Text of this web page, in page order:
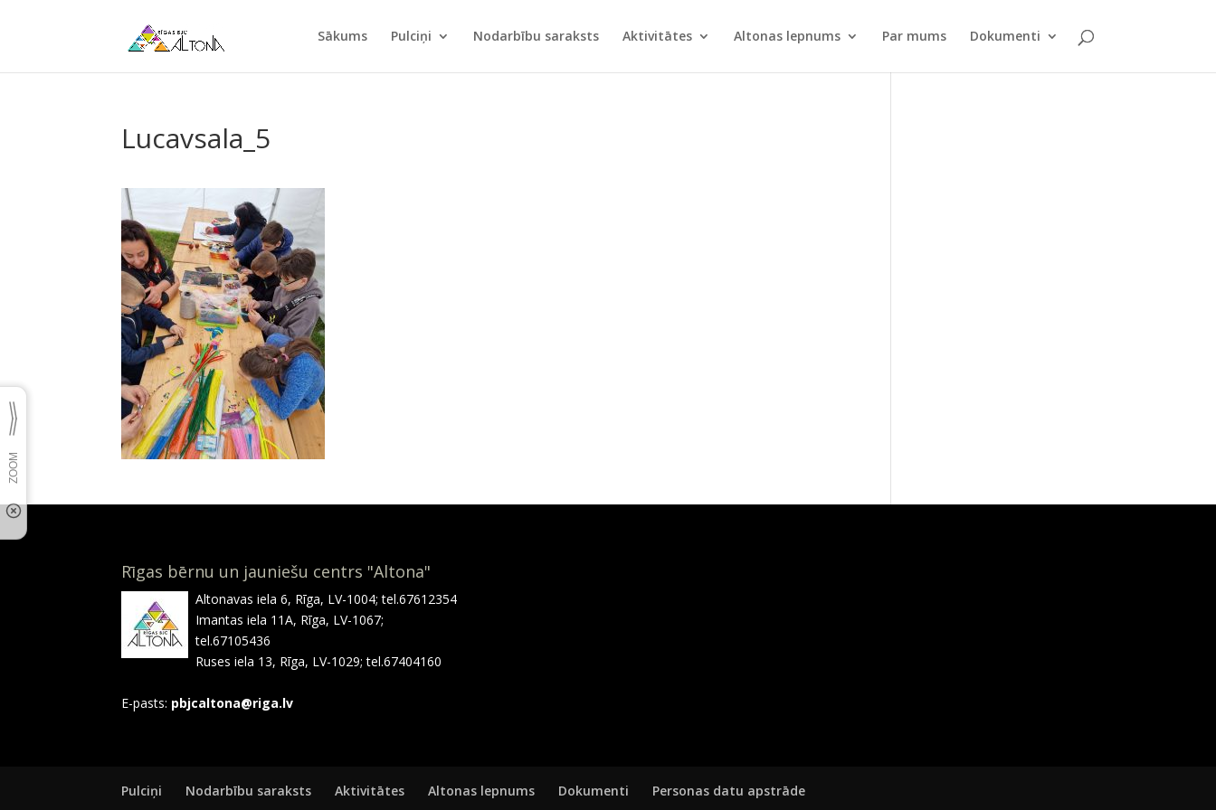
Sākums Pulciņi Nodarbību saraksts Aktivitātes Altonas lepnums Par mums Dokumenti
Lucavsala_5
Rīgas bērnu un jauniešu centrs "Altona"
Altonavas iela 6, Rīga, LV-1004; tel.67612354
Imantas iela 11A, Rīga, LV-1067;
tel.67105436
Ruses iela 13, Rīga, LV-1029; tel.67404160
E-pasts: pbjcaltona@riga.lv
Pulciņi Nodarbību saraksts Aktivitātes Altonas lepnums Dokumenti Personas datu apstrāde